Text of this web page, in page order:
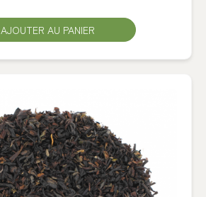
AJOUTER AU PANIER